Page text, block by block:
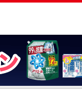
舗サービス